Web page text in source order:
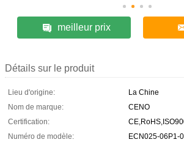
meilleur prix
Détails sur le produit
Lieu d'origine:
La Chine
Nom de marque:
CENO
Certification:
Numéro de modèle:
ECN025-06P1-